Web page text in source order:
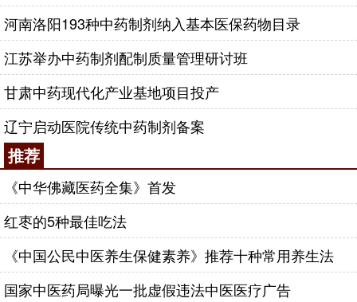
河南洛阳193种中药制剂纳入基本医保药物目录
江苏举办中药制剂配制质量管理研讨班
甘肃中药现代化产业基地项目投产
辽宁启动医院传统中药制剂备案
推荐
《中华佛藏医药全集》首发
红枣的5种最佳吃法
《中国公民中医养生保健素养》推荐十种常用养生法
国家中医药局曝光一批虚假违法中医医疗广告